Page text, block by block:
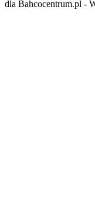
dla Bahcocentrum.pl -